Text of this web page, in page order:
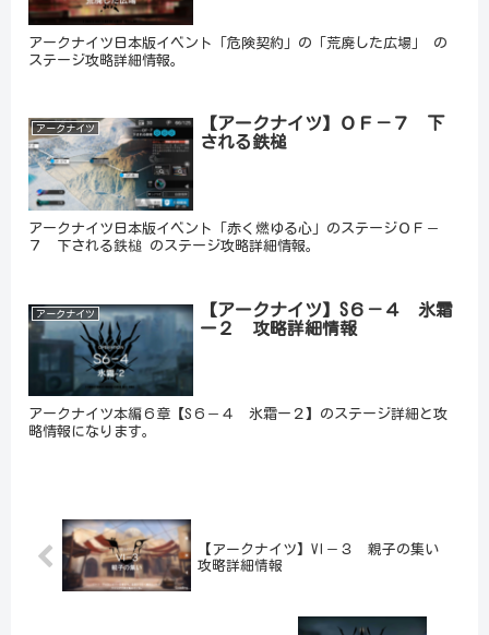
アークナイツ日本版イベント「危険契約」の「荒廃した広場」 の
ステージ攻略詳細情報。
アークナイツ
【アークナイツ】ＯＦ－７ 下
される鉄槌
アークナイツ日本版イベント「赤く燃ゆる心」のステージＯＦ－
７ 下される鉄槌 のステージ攻略詳細情報。
アークナイツ
【アークナイツ】S６－４ 氷霜
ー２ 攻略詳細情報
アークナイツ本編６章【S６－４ 氷霜ー２】のステージ詳細と攻
略情報になります。
【アークナイツ】VI－３ 親子の集い
攻略詳細情報